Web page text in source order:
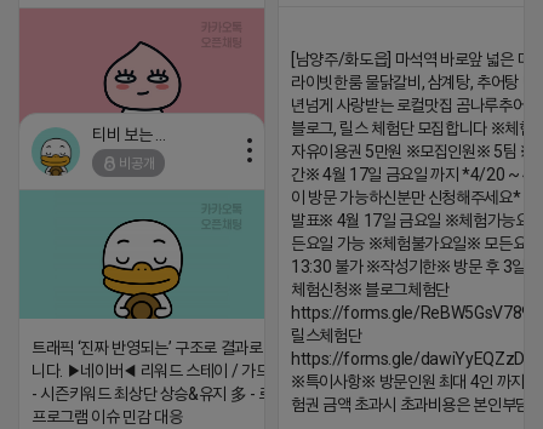
[남양주/화도읍] 마석역 바로앞 넓은 매
라이빗한룸 물닭갈비, 삼계탕, 추어탕 맛
년넘게 사랑받는 로컬맛집 곰나루추어
블로그, 릴스 체험단 모집합니다 ※체험
자유이용권 5만원 ※모집인원※ 5팀 ※
간※ 4월 17일 금요일 까지 *4/20 ~ 4/
이 방문 가능하신분만 신청해주세요* ※
발표※ 4월 17일 금요일 ※체험가능요
든요일 가능 ※체험불가요일※ 모든요
13:30 불가 ※작성기한※ 방문 후 3일
체험신청※ 블로그체험단
https://forms.gle/
릴스체험단
https://forms.gle/
※특이사항※ 방문인원 최대 4인 까지
험권 금액 초과시 초과비용은 본인부담
2026-04-18 17:05
비공개
트래픽 ‘진짜 반영되는’ 구조로 결과로 보여드립
니다. ▶네이버◀ 리워드 스테이 / 가드 / 자몽 등
- 시즌키워드 최상단 상승&유지 多 - 로직변화,
프로그램 이슈 민감 대응